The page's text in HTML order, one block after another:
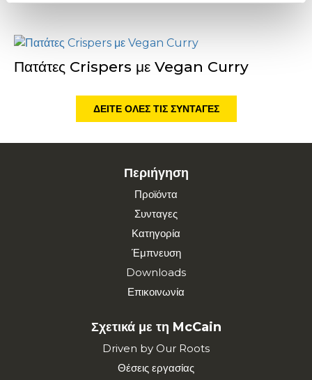
Πατάτες Crispers με Vegan Curry
ΔΕΊΤΕ ΌΛΕΣ ΤΙΣ ΣΥΝΤΑΓΈΣ
Περιήγηση
Προϊόντα
Συνταγες
Κατηγορία
Έμπνευση
Downloads
Επικοινωνία
Σχετικά με τη McCain
Driven by Our Roots
Θέσεις εργασίας